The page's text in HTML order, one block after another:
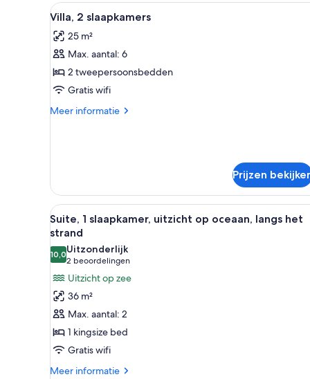
Alle
foto's
voor
Villa,
2
slaapkamers
laden
Een slaapkamer met een
8
Villa, 2 slaapkamers
25 m²
Max. aantal: 6
2 tweepersoonsbedden
Gratis wifi
Meer informatie
Meer
Prijzen
Alle
foto's
voor
Suite,
1
slaapkamer,
uitzicht
op
oceaan,
langs
het
Een slaapkamer met een
7
Suite, 1 slaapkamer, uitzicht op oceaan, langs het
strand
10,010,0 van 10
Uitzonderlijk
2 beoordelingen
(2
beoordelingen)
Uitzicht op zee
36 m²
Max. aantal: 2
1 kingsize bed
Gratis wifi
Meer informatie
Meer